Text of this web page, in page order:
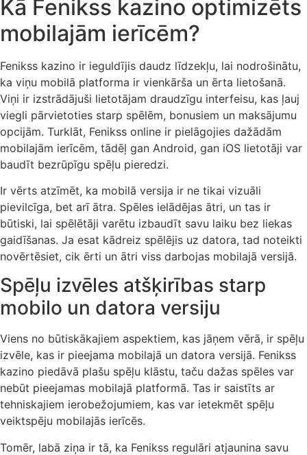
Kā Fenikss kazino optimizēts
mobilajām ierīcēm?
Fenikss kazino ir ieguldījis daudz līdzekļu, lai nodrošinātu,
ka viņu mobilā platforma ir vienkārša un ērta lietošanā.
Viņi ir izstrādājuši lietotājam draudzīgu interfeisu, kas ļauj
viegli pārvietoties starp spēlēm, bonusiem un maksājumu
opcijām. Turklāt, Fenikss online ir pielāgojies dažādām
mobilajām ierīcēm, tādēļ gan Android, gan iOS lietotāji var
baudīt bezrūpīgu spēļu pieredzi.
Ir vērts atzīmēt, ka mobilā versija ir ne tikai vizuāli
pievilcīga, bet arī ātra. Spēles ielādējas ātri, un tas ir
būtiski, lai spēlētāji varētu izbaudīt savu laiku bez liekas
gaidīšanas. Ja esat kādreiz spēlējis uz datora, tad noteikti
novērtēsiet, cik ērti un ātri viss darbojas mobilajā versijā.
Spēļu izvēles atšķirības starp
mobilo un datora versiju
Viens no būtiskākajiem aspektiem, kas jāņem vērā, ir spēļu
izvēle, kas ir pieejama mobilajā un datora versijā. Fenikss
kazino piedāvā plašu spēļu klāstu, taču dažas spēles var
nebūt pieejamas mobilajā platformā. Tas ir saistīts ar
tehniskajiem ierobežojumiem, kas var ietekmēt spēļu
veiktspēju mobilajās ierīcēs.
Tomēr, labā ziņa ir tā, ka Fenikss regulāri atjaunina savu